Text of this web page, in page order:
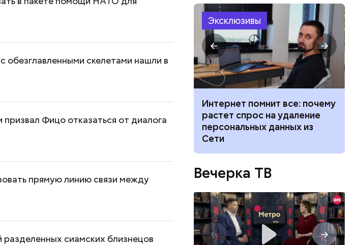
обезглавленными скелетами нашли в
Фицо отказаться от диалога
прямую линию связи между
сиамских близнецов
Эксклюзивы
стоит
жить
Прохлада после жары: какой
второй неделе августа
Интернет помнит все: почему
растет спрос на удаление
персональных данных из
Сети
Вечерка ТВ